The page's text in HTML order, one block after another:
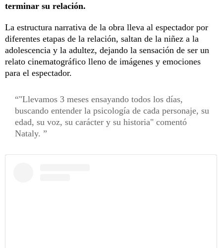
terminar su relación.
La estructura narrativa de la obra lleva al espectador por
diferentes etapas de la relación, saltan de la niñez a la
adolescencia y la adultez, dejando la sensación de ser un
relato cinematográfico lleno de imágenes y emociones
para el espectador.
"Llevamos 3 meses ensayando todos los días,
buscando entender la psicología de cada personaje, su
edad, su voz, su carácter y su historia" comentó
Nataly.